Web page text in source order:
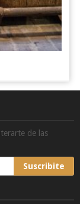
de las
Suscribite